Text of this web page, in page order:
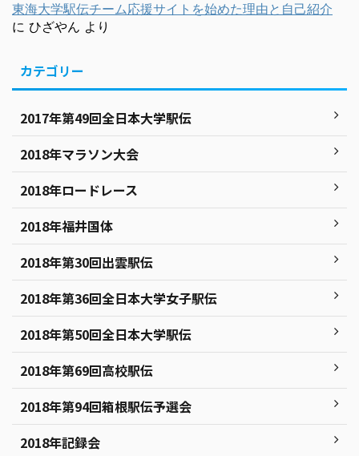
東海大学駅伝チーム応援サイトを始めた理由と自己紹介
に ひざやん より
カテゴリー
2017年第49回全日本大学駅伝
2018年マラソン大会
2018年ロードレース
2018年福井国体
2018年第30回出雲駅伝
2018年第36回全日本大学女子駅伝
2018年第50回全日本大学駅伝
2018年第69回高校駅伝
2018年第94回箱根駅伝予選会
2018年記録会